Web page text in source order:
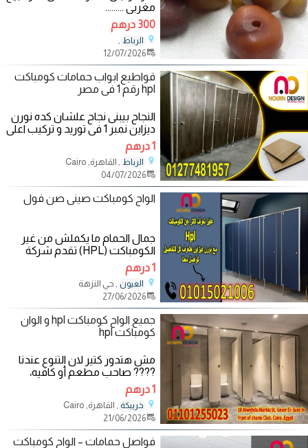
مغربي .........
300 درهم
الرباط ,
12/07/2026
قواطيع ابواب حمامات كومباكت
hpl رقم 1 فى مصر
النجاح بيبنى نجاح علشان كده نورن
ديزاين نمبر 1 فى توريد و تركيب اعلى
واجود خامات الكومباكت hpl
1 درهم
الرباط , القاهرة, Cairo
04/07/2026
الواح كومباكت صينى صن فول
جمال الحمام ما يكملش من غير
الكومباكت (HPL) تقدم شركة
نورن ديزاين الكومباكت بافضل
الخامات وافضل
1 درهم
العيون , حي النزهة
27/06/2026
جميع الواح كومباكت hpl و الوان
كومباكت hpl
مش هتدور كتير لان التنوع عندنا
???? صاحب مطعم أو كافيه،
بتاسس ???? او تجدد ( الجيم -
الفندق - المستشفى -
1 درهم
خريبكة , القاهرة, Cairo
21/06/2026
فواصل حمامات – الواح كومباكت